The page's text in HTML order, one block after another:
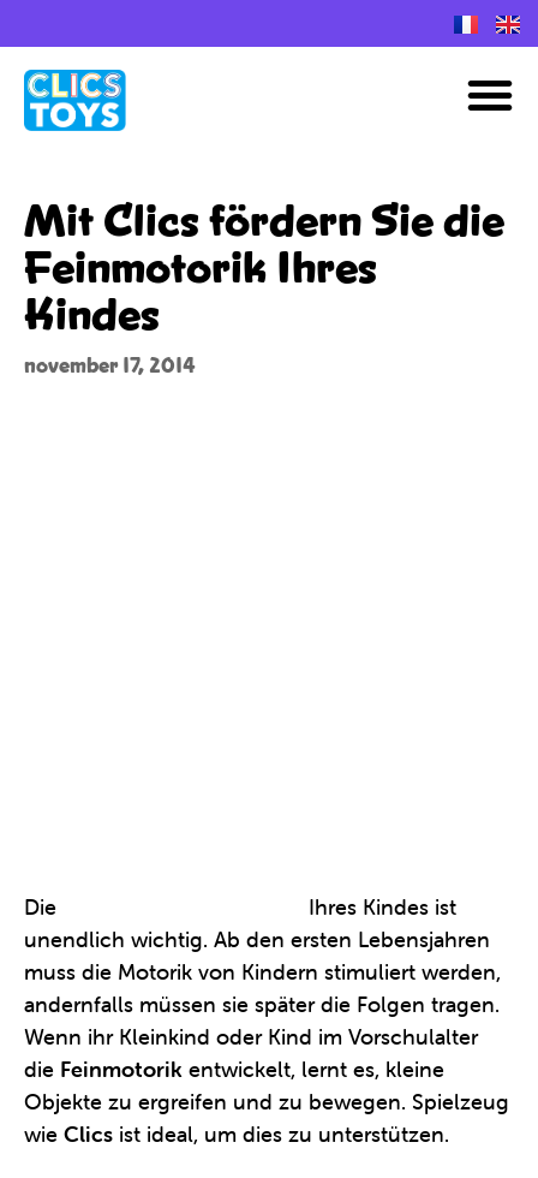
inhoud
Mit Clics fördern Sie die
Feinmotorik Ihres
Kindes
november 17, 2014
Die
Ihres Kindes ist
unendlich wichtig. Ab den ersten Lebensjahren
muss die Motorik von Kindern stimuliert werden,
andernfalls müssen sie später die Folgen tragen.
Wenn ihr Kleinkind oder Kind im Vorschulalter
die Feinmotorik entwickelt, lernt es, kleine
Objekte zu ergreifen und zu bewegen. Spielzeug
wie Clics ist ideal, um dies zu unterstützen.